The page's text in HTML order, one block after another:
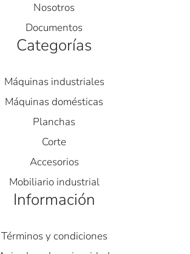
Nosotros
Documentos
Categorías
Máquinas industriales
Máquinas domésticas
Planchas
Corte
Accesorios
Mobiliario industrial
Información
Términos y condiciones